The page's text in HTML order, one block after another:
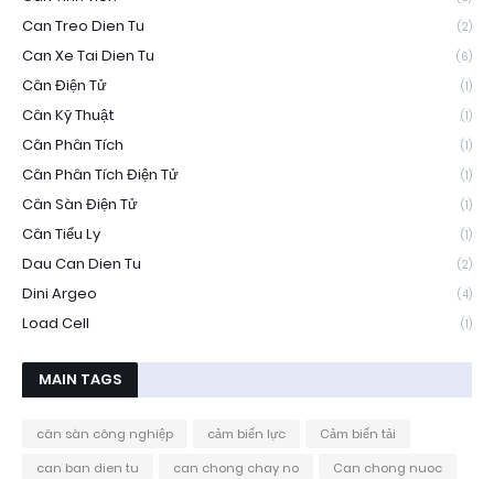
Can Treo Dien Tu (2)
Can Xe Tai Dien Tu (6)
Cân Điện Tử (1)
Cân Kỹ Thuật (1)
Cân Phân Tích (1)
Cân Phân Tích Điện Tử (1)
Cân Sàn Điện Tử (1)
Cân Tiểu Ly (1)
Dau Can Dien Tu (2)
Dini Argeo (4)
Load Cell (1)
MAIN TAGS
cân sàn công nghiệp cảm biến lực
Cảm biến tải
can ban dien tu
can chong chay no
Can chong nuoc